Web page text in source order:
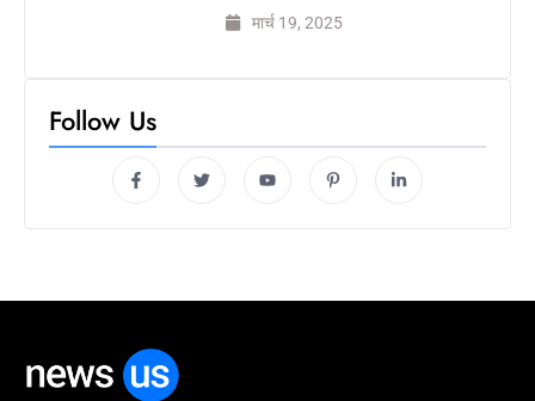
मार्च 19, 2025
Follow Us